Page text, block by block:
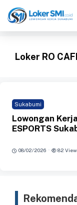
ke
Loker RO
Sukabumi
Lowongan
ESPORTS
08/02/2026 · 82